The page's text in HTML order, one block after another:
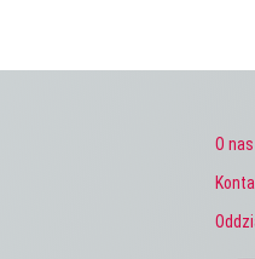
O nas